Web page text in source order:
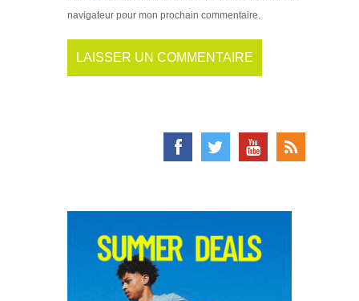
navigateur pour mon prochain commentaire.